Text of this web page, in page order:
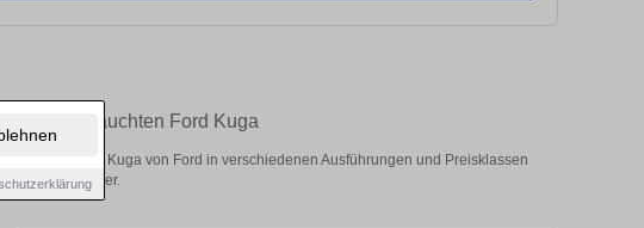
Ihren gebrauchten Ford Kuga
gebrauchte Kuga von Ford in verschiedenen Ausführungen und Preisklassen
und vom Händler.